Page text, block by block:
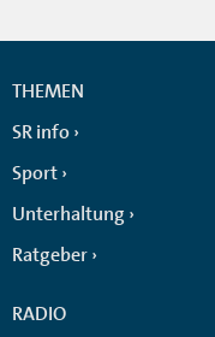
THEMEN
SR info
Sport
Unterhaltung
Ratgeber
RADIO